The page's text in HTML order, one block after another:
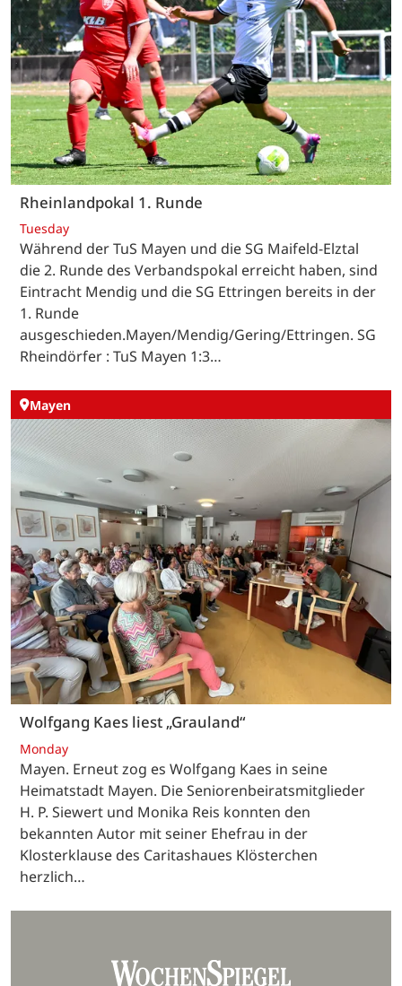
Rheinlandpokal 1. Runde
Tuesday
Während der TuS Mayen und die SG Maifeld-Elztal
die 2. Runde des Verbandspokal erreicht haben, sind
Eintracht Mendig und die SG Ettringen bereits in der
1. Runde
ausgeschieden.Mayen/Mendig/Gering/Ettringen. SG
Rheindörfer : TuS Mayen 1:3…
Mayen
Wolfgang Kaes liest „Grauland“
Monday
Mayen. Erneut zog es Wolfgang Kaes in seine
Heimatstadt Mayen. Die Seniorenbeiratsmitglieder
H. P. Siewert und Monika Reis konnten den
bekannten Autor mit seiner Ehefrau in der
Klosterklause des Caritashaues Klösterchen
herzlich…